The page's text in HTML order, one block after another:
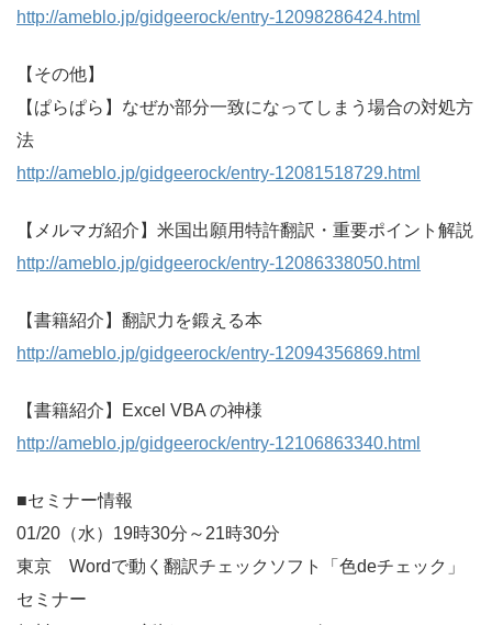
http://ameblo.jp/gidgeerock/entry-12098286424.html
【その他】
【ぱらぱら】なぜか部分一致になってしまう場合の対処方
法
http://ameblo.jp/gidgeerock/entry-12081518729.html
【メルマガ紹介】米国出願用特許翻訳・重要ポイント解説
http://ameblo.jp/gidgeerock/entry-12086338050.html
【書籍紹介】翻訳力を鍛える本
http://ameblo.jp/gidgeerock/entry-12094356869.html
【書籍紹介】Excel VBA の神様
http://ameblo.jp/gidgeerock/entry-12106863340.html
■セミナー情報
01/20（水）19時30分～21時30分
東京 Wordで動く翻訳チェックソフト「色deチェック」
セミナー